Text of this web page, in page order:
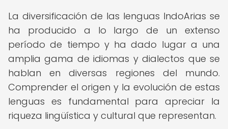
La diversificación de las lenguas IndoArias se
ha producido a lo largo de un extenso
período de tiempo y ha dado lugar a una
amplia gama de idiomas y dialectos que se
hablan en diversas regiones del mundo.
Comprender el origen y la evolución de estas
lenguas es fundamental para apreciar la
riqueza lingüística y cultural que representan.